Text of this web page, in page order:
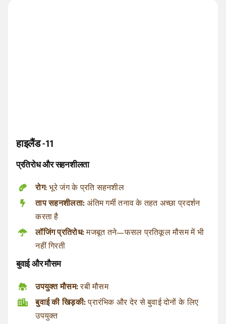
हाइलैंड -11
प्रतिरोध और सहनशीलता
रोग: भूरे जंग के प्रति सहनशील
ताप सहनशीलता:अंतिम गर्मी तनाव के तहत अच्छा प्रदर्शन
करता है
लॉजिंग प्रतिरोध:मजबूत तने—फसल प्रतिकूल मौसम में भी
नहीं गिरती
बुवाई और मौसम
उपयुक्त मौसम:रबी मौसम
बुवाई की खिड़की:प्रारंभिक और देर से बुवाई दोनों के लिए
उपयुक्त